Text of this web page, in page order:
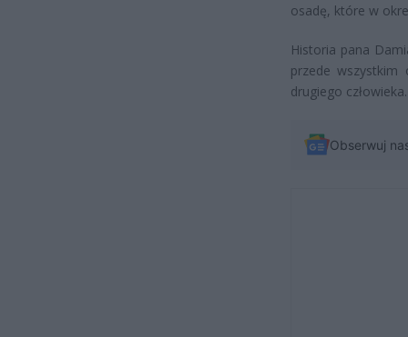
osadę, które w
Historia pana
przede
drugiego człowieka.
Obserwuj